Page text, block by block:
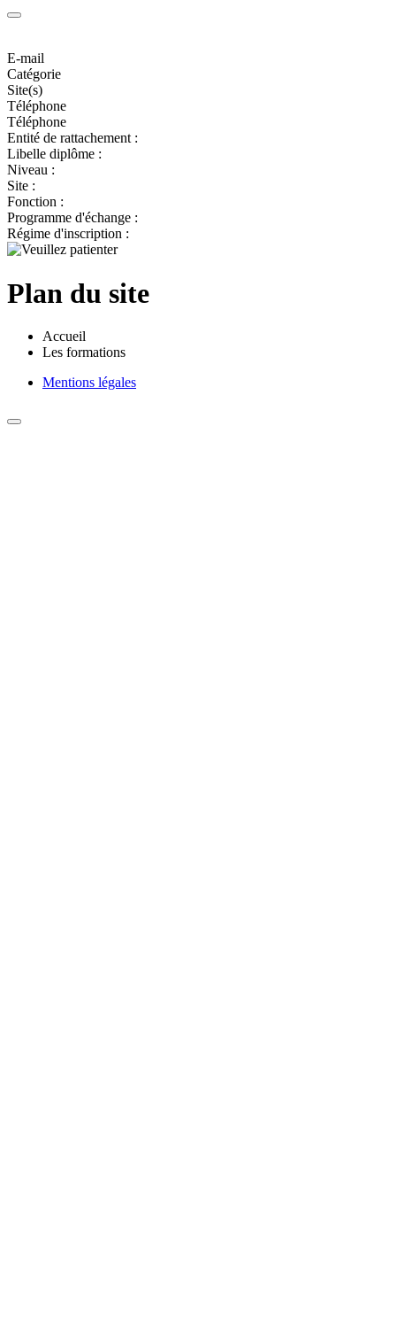
E-mail
Catégorie
Site(s)
Téléphone
Téléphone
Entité de rattachement :
Libelle diplôme :
Niveau :
Site :
Fonction :
Programme d'échange :
Régime d'inscription :
Plan du site
Accueil
Les formations
Mentions légales